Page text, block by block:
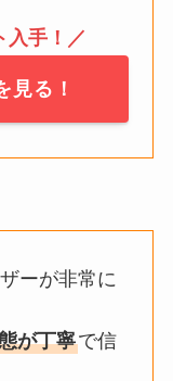
入手！／
見る！
ーが非常に
が丁寧で信